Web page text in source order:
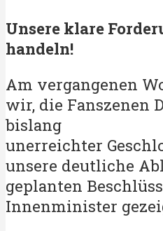
Unsere klare
handeln!
Am vergangenen
wir, die Fanszenen
bislang
unerreichter
unsere deutliche
geplanten
Innenminister